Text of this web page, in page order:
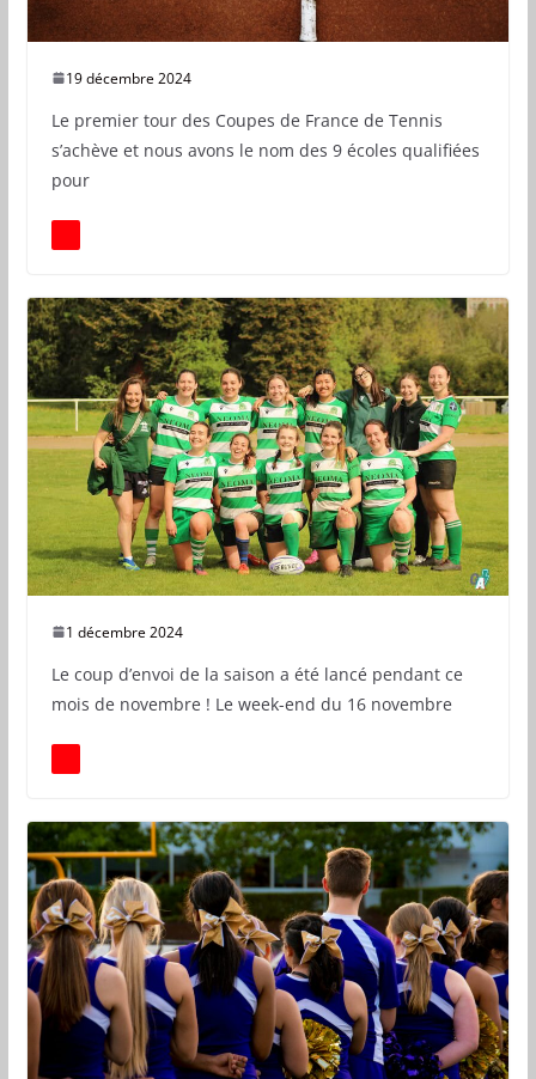
19 décembre 2024
Le premier tour des Coupes de France de Tennis
s’achève et nous avons le nom des 9 écoles qualifiées
pour
1 décembre 2024
Le coup d’envoi de la saison a été lancé pendant ce
mois de novembre ! Le week-end du 16 novembre